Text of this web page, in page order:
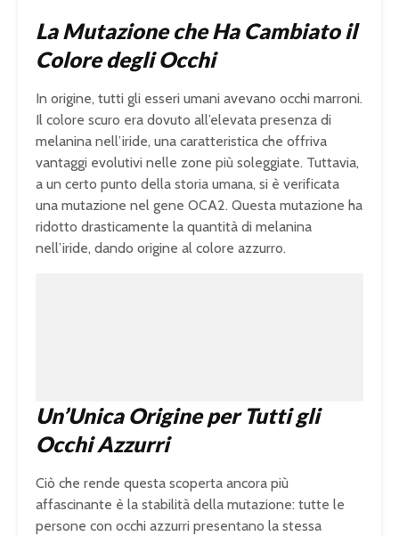
La Mutazione che Ha Cambiato il
Colore degli Occhi
In origine, tutti gli esseri umani avevano occhi marroni.
Il colore scuro era dovuto all’elevata presenza di
melanina nell’iride, una caratteristica che offriva
vantaggi evolutivi nelle zone più soleggiate. Tuttavia,
a un certo punto della storia umana, si è verificata
una mutazione nel gene OCA2. Questa mutazione ha
ridotto drasticamente la quantità di melanina
nell’iride, dando origine al colore azzurro.
Un’Unica Origine per Tutti gli
Occhi Azzurri
Ciò che rende questa scoperta ancora più
affascinante è la stabilità della mutazione: tutte le
persone con occhi azzurri presentano la stessa